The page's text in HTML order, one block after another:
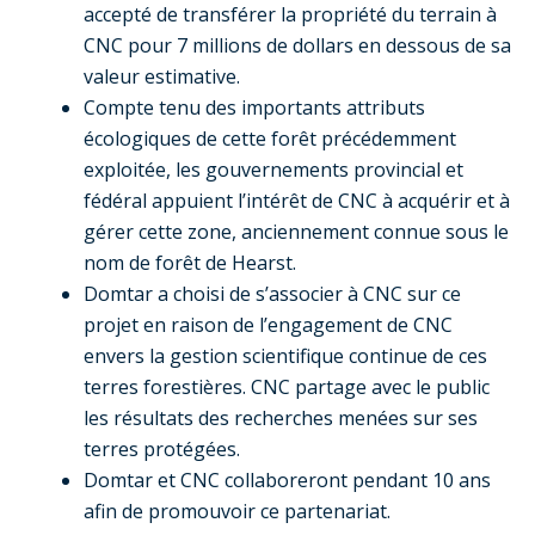
accepté de transférer la propriété du terrain à
CNC pour 7 millions de dollars en dessous de sa
valeur estimative.
Compte tenu des importants attributs
écologiques de cette forêt précédemment
exploitée, les gouvernements provincial et
fédéral appuient l’intérêt de CNC à acquérir et à
gérer cette zone, anciennement connue sous le
nom de forêt de Hearst.
Domtar a choisi de s’associer à CNC sur ce
projet en raison de l’engagement de CNC
envers la gestion scientifique continue de ces
terres forestières. CNC partage avec le public
les résultats des recherches menées sur ses
terres protégées.
Domtar et CNC collaboreront pendant 10 ans
afin de promouvoir ce partenariat.